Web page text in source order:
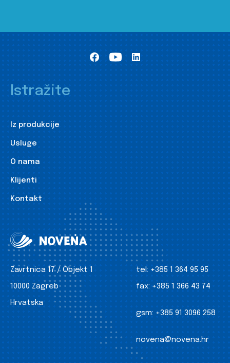
Istražite
Iz produkcije
Usluge
O nama
Klijenti
Kontakt
Zavrtnica 17 / Objekt 1
10000 Zagreb
Hrvatska
tel: +385 1 364 95 95
fax: +385 1 366 43 74
gsm: +385 91 3096 258
novena@novena.hr